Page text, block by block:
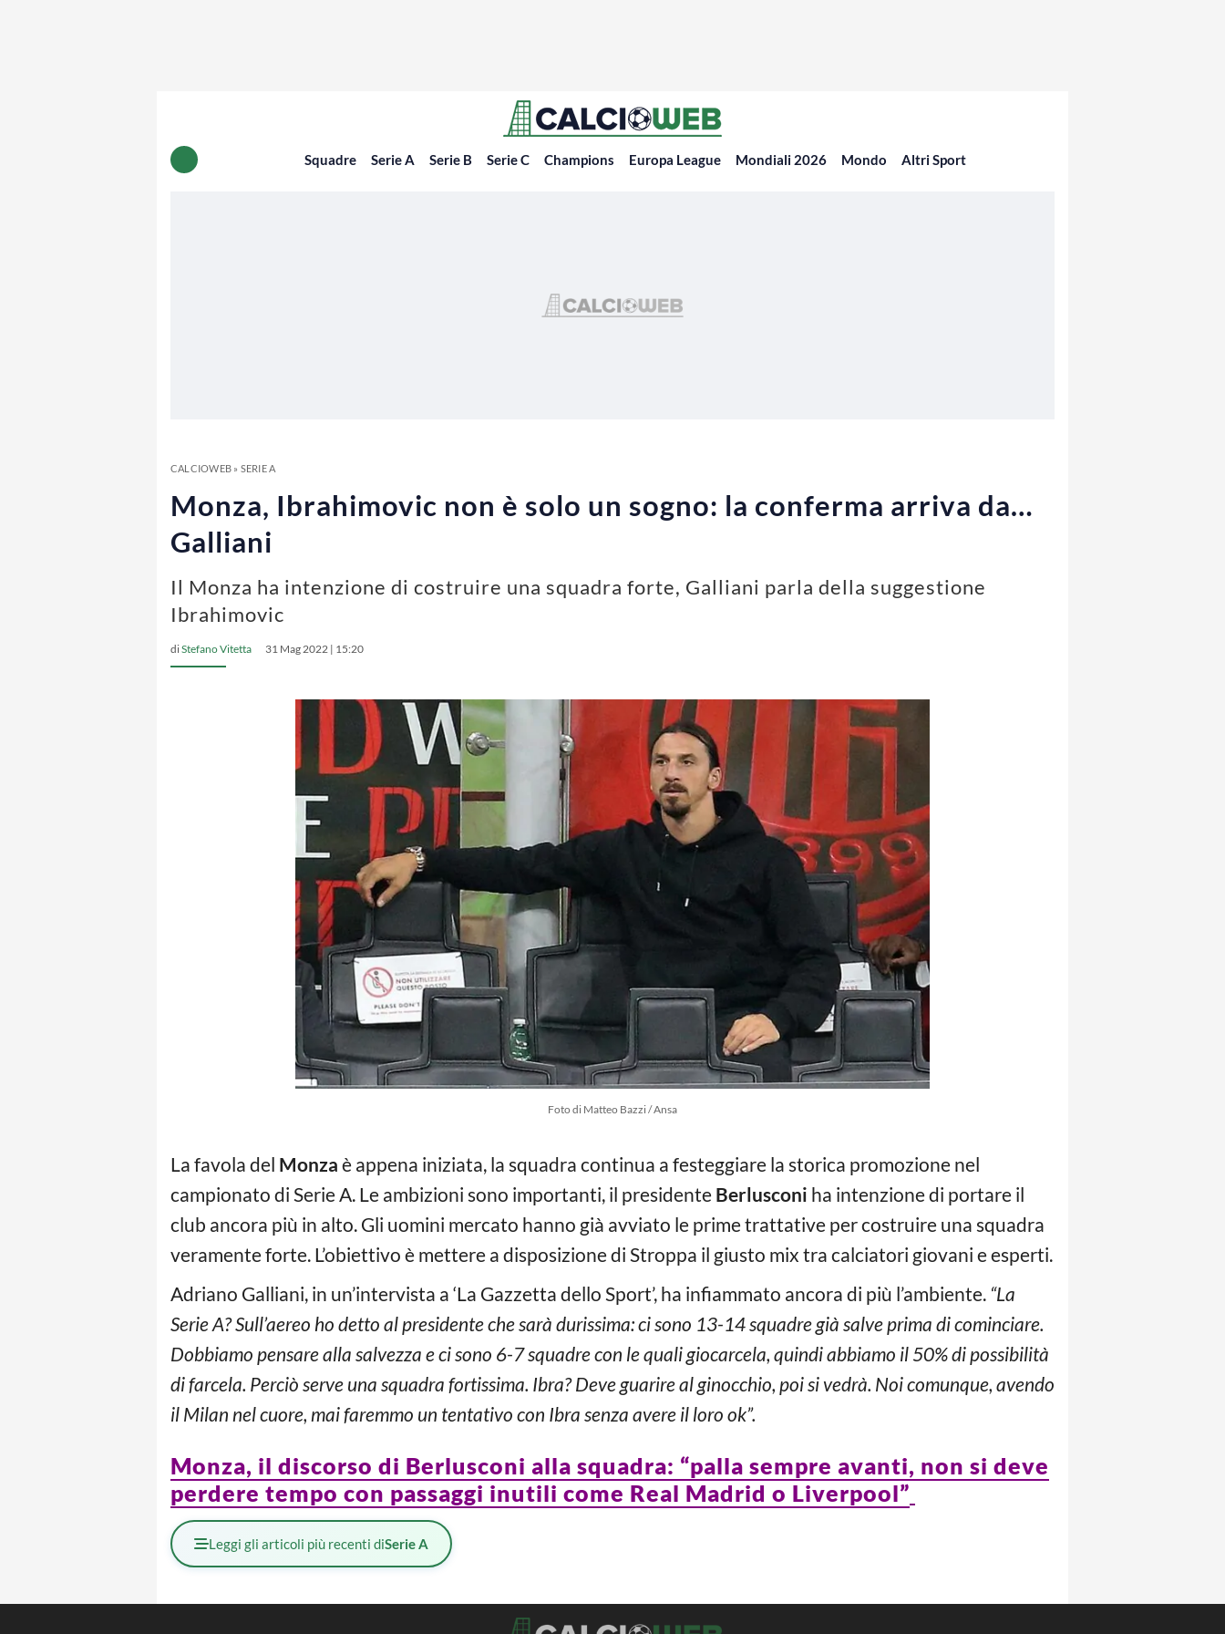
Squadre Serie A Serie B Serie C Champions Europa League Mondiali 2026 Mondo Altri Sport
CALCIOWEB» SERIE A
Monza, Ibrahimovic non è solo un sogno: la conferma arriva da…
Galliani
Il Monza ha intenzione di costruire una squadra forte, Galliani parla della suggestione
Ibrahimovic
diStefano Vitetta 31 Mag 2022 | 15:20
Foto di Matteo Bazzi / Ansa
La favola del Monza è appena iniziata, la squadra continua a festeggiare la storica promozione nel
campionato di Serie A. Le ambizioni sono importanti, il presidente Berlusconi ha intenzione di portare il
club ancora più in alto. Gli uomini mercato hanno già avviato le prime trattative per costruire una squadra
veramente forte. L’obiettivo è mettere a disposizione di Stroppa il giusto mix tra calciatori giovani e esperti.
Adriano Galliani, in un’intervista a ‘La Gazzetta dello Sport’, ha infiammato ancora di più l’ambiente. “La
Serie A? Sull’aereo ho detto al presidente che sarà durissima: ci sono 13-14 squadre già salve prima di cominciare.
Dobbiamo pensare alla salvezza e ci sono 6-7 squadre con le quali giocarcela, quindi abbiamo il 50% di possibilità
di farcela. Perciò serve una squadra fortissima. Ibra? Deve guarire al ginocchio, poi si vedrà. Noi comunque, avendo
il Milan nel cuore, mai faremmo un tentativo con Ibra senza avere il loro ok”.
Monza, il discorso di Berlusconi alla squadra: “palla sempre avanti, non si deve
perdere tempo con passaggi inutili come Real Madrid o Liverpool”
Leggi gli articoli più recenti diSerie A